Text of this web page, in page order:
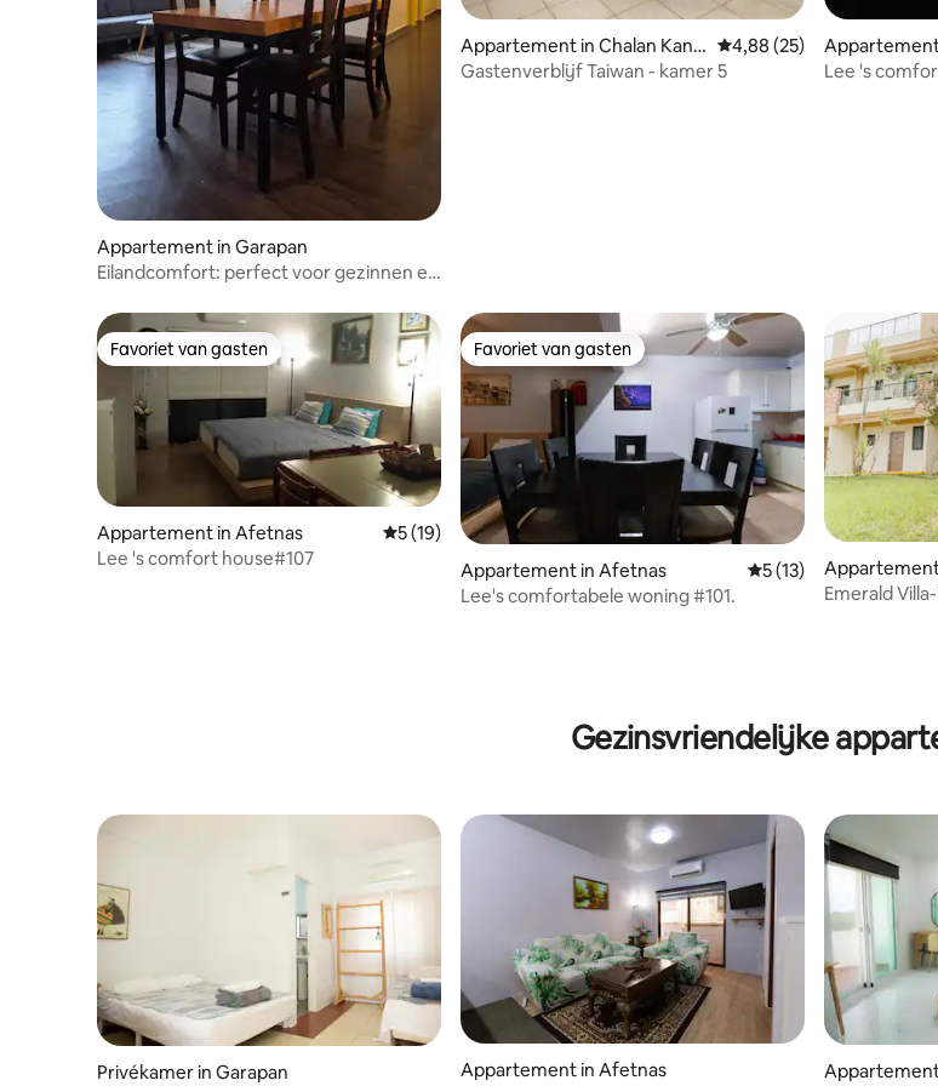
Appartement in Garapan
Eilandcomfort: perfect voor gezinnen en
Appartement in Chalan Kano
a III
Gemiddelde beoordeling
4,88 (25)
Gastenverblijf Taiwan - kamer 5
Lee 's
Favoriet van gasten
Favoriet van gasten
Appartement in Afetnas Gemiddelde beoordeling van 5 uit 5, 19 recensies
5 (19)
Lee 's comfort house#107
Favoriet van gasten
Favoriet van gasten
Appartement in Afetnas Gemiddelde
5 (13)
Lee's comfortabele woning #101.
Appartement
Emerald
Gezinsvriendelijke
Privékamer in Garapan
Appartement in Afetnas
Appartement